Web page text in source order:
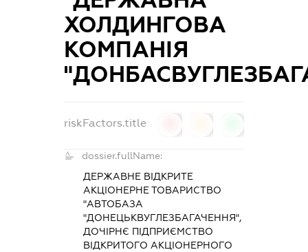
ХОЛДИНГОВА
КОМПАНІЯ
riskFactors.title
dossier.fullName:
ДЕРЖАВНЕ ВІДКРИТЕ
АКЦІОНЕРНЕ ТОВАРИСТВО
"АВТОБАЗА
"ДОНЕЦЬКВУГЛЕЗБАГАЧЕННЯ",
ДОЧІРНЄ ПІДПРИЄМСТВО
ВІДКРИТОГО АКЦІОНЕРНОГО